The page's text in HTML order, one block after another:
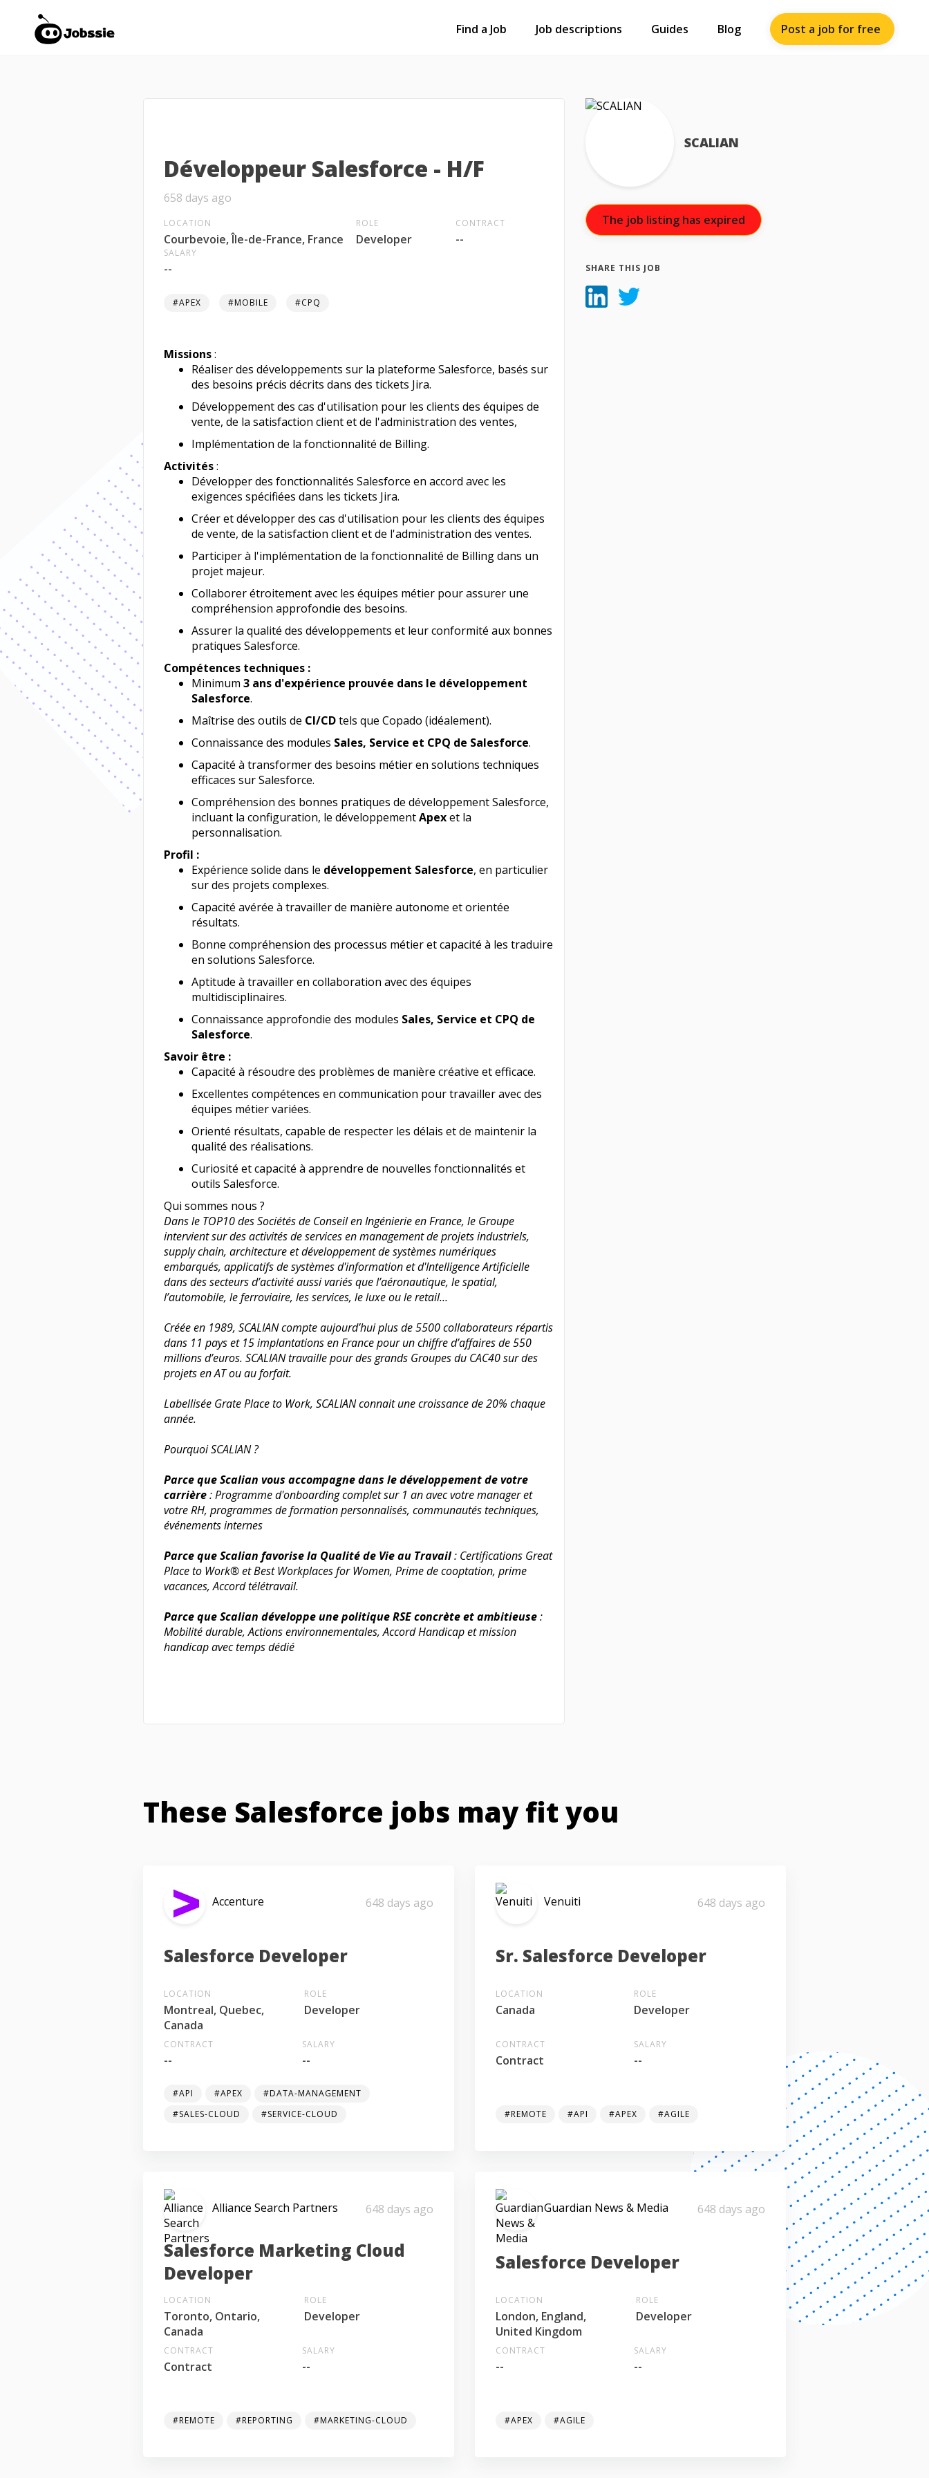
Find a Job Job descriptions Guides Blog Post a job for free
Développeur Salesforce - H/F
658 days ago
LOCATION
Courbevoie, Île-de-France, France
ROLE
Developer
CONTRACT
--
SALARY
--
#APEX #MOBILE #CPQ
Missions:
Réaliser des développements sur la plateforme Salesforce, basés sur
des besoins précis décrits dans des tickets Jira.
Développement des cas d'utilisation pour les clients des équipes de
vente, de la satisfaction client et de l'administration des ventes,
Implémentation de la fonctionnalité de Billing.
Activités:
Développer des fonctionnalités Salesforce en accord avec les
exigences spécifiées dans les tickets Jira.
Créer et développer des cas d'utilisation pour les clients des équipes
de vente, de la satisfaction client et de l'administration des ventes.
Participer à l'implémentation de la fonctionnalité de Billing dans un
projet majeur.
Collaborer étroitement avec les équipes métier pour assurer une
compréhension approfondie des besoins.
Assurer la qualité des développements et leur conformité aux bonnes
pratiques Salesforce.
Compétences techniques :
Minimum 3 ans d'expérience prouvée dans le développement
Salesforce.
Maîtrise des outils de CI/CDtels que Copado (idéalement).
Connaissance des modules Sales, Service et CPQ de Salesforce.
Capacité à transformer des besoins métier en solutions techniques
efficaces sur Salesforce.
Compréhension des bonnes pratiques de développement Salesforce,
incluant la configuration, le développementApexet la
personnalisation.
Profil :
Expérience solide dans le développement Salesforce, en particulier
sur des projets complexes.
Capacité avérée à travailler de manière autonome et orientée
résultats.
Bonne compréhension des processus métier et capacité à les traduire
en solutions Salesforce.
Aptitude à travailler en collaboration avec des équipes
multidisciplinaires.
Connaissance approfondie des modules Sales, Service et CPQ de
Salesforce.
Savoir être :
Capacité à résoudre des problèmes de manière créative et efficace.
Excellentes compétences en communication pour travailler avec des
équipes métier variées.
Orienté résultats, capable de respecter les délais et de maintenir la
qualité des réalisations.
Curiosité et capacité à apprendre de nouvelles fonctionnalités et
outils Salesforce.
Qui sommes nous ?
Dans le TOP10 des Sociétés de Conseil en Ingénierie en France, le Groupe
intervient sur des activités de services en management de projets industriels,
supply chain, architecture et développement de systèmes numériques
embarqués, applicatifs de systèmes d'information et d'Intelligence Artificielle
dans des secteurs d’activité aussi variés que l’aéronautique, le spatial,
l’automobile, le ferroviaire, les services, le luxe ou le retail…
Créée en 1989, SCALIAN compte aujourd’hui plus de 5500 collaborateurs répartis
dans 11 pays et 15 implantations en France pour un chiffre d’affaires de 550
millions d’euros. SCALIAN travaille pour des grands Groupes du CAC40 sur des
projets en AT ou au forfait.
Labellisée Grate Place to Work, SCALIAN connait une croissance de 20% chaque
année.
Pourquoi SCALIAN ?
Parce que Scalian vous accompagne dans le développement de votre
carrière: Programme d'onboarding complet sur 1 an avec votre manager et
votre RH, programmes de formation personnalisés, communautés techniques,
événements internes
Parce que Scalian favorise la Qualité de Vie au Travail: Certifications Great
Place to Work® et Best Workplaces for Women, Prime de cooptation, prime
vacances, Accord télétravail.
Parce que Scalian développe une politique RSE concrète et ambitieuse:
Mobilité durable, Actions environnementales, Accord Handicap et mission
handicap avec temps dédié
SCALIAN
The job listing has expired
SHARE THIS JOB
These Salesforce jobs may fit you
Accenture 648 days ago
Salesforce Developer
LOCATION
Montreal, Quebec,
Canada
ROLE
Developer
CONTRACT
--
SALARY
--
#API #APEX
#DATA-MANAGEMENT
#SALES-CLOUD
#SERVICE-CLOUD
Venuiti 648 days ago
Sr. Salesforce Developer
LOCATION
Canada
ROLE
Developer
CONTRACT
Contract
SALARY
--
#REMOTE #API #APEX #AGILE
Alliance Search Partners 648 days ago
Salesforce Marketing Cloud
Developer
LOCATION
Toronto, Ontario,
Canada
ROLE
Developer
CONTRACT
Contract
SALARY
--
#REMOTE #REPORTING #MARKETING-CLOUD
Guardian News & Media 648 days ago
Salesforce Developer
LOCATION
London, England,
United Kingdom
ROLE
Developer
CONTRACT
--
SALARY
--
#APEX #AGILE